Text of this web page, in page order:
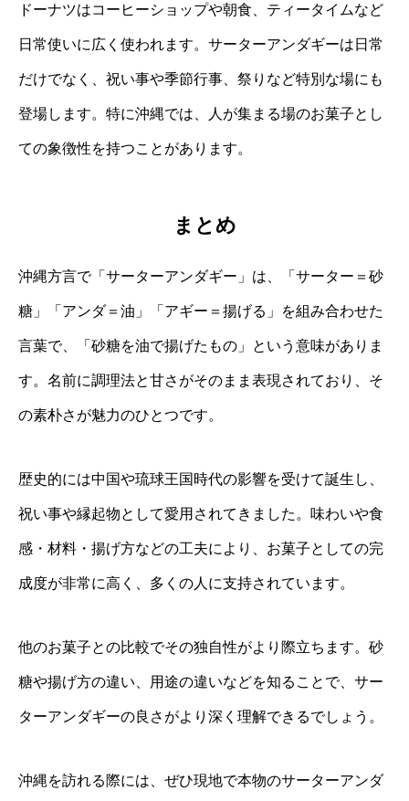
ドーナツはコーヒーショップや朝食、ティータイムなど
日常使いに広く使われます。サーターアンダギーは日常
だけでなく、祝い事や季節行事、祭りなど特別な場にも
登場します。特に沖縄では、人が集まる場のお菓子とし
ての象徴性を持つことがあります。
まとめ
沖縄方言で「サーターアンダギー」は、「サーター＝砂
糖」「アンダ＝油」「アギー＝揚げる」を組み合わせた
言葉で、「砂糖を油で揚げたもの」という意味がありま
す。名前に調理法と甘さがそのまま表現されており、そ
の素朴さが魅力のひとつです。
歴史的には中国や琉球王国時代の影響を受けて誕生し、
祝い事や縁起物として愛用されてきました。味わいや食
感・材料・揚げ方などの工夫により、お菓子としての完
成度が非常に高く、多くの人に支持されています。
他のお菓子との比較でその独自性がより際立ちます。砂
糖や揚げ方の違い、用途の違いなどを知ることで、サー
ターアンダギーの良さがより深く理解できるでしょう。
沖縄を訪れる際には、ぜひ現地で本物のサーターアンダ